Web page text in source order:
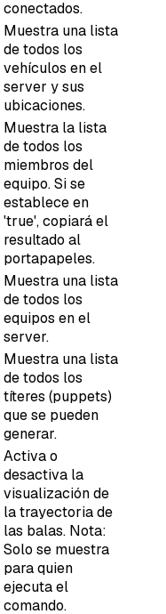
conectados.
Muestra una lista
de todos los
vehículos en el
server y sus
ubicaciones.
Muestra la lista
de todos los
miembros del
equipo. Si se
establece en
'true', copiará el
resultado al
portapapeles.
Muestra una lista
de todos los
equipos en el
server.
Muestra una lista
de todos los
títeres (puppets)
que se pueden
generar.
Activa o
desactiva la
visualización de
la trayectoria de
las balas. Nota:
Solo se muestra
para quien
ejecuta el
comando.